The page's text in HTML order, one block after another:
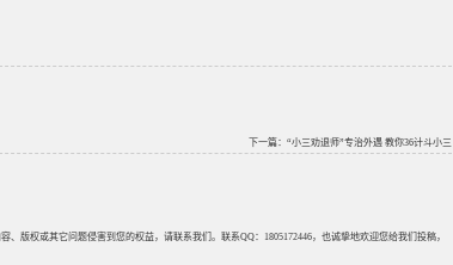
下一篇： “小三劝退师”专治外遇 教你36计斗小三
版权或其它问题侵害到您的权益，请联系我们。联系QQ：1805172446，也诚挚地欢迎您给我们投稿，